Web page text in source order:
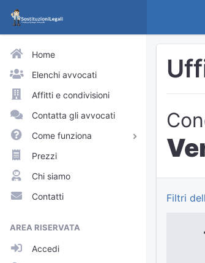
Home
Elenchi avvocati
Affitti e condivisioni
Contatta gli avvocati
Come funziona
Avvocati e praticanti
Visitatori del sito
Approfondimenti
Profili pubblici
Richieste
Prezzi
Chi siamo
Contatti
AREA RISERVATA
Accedi
Filtri